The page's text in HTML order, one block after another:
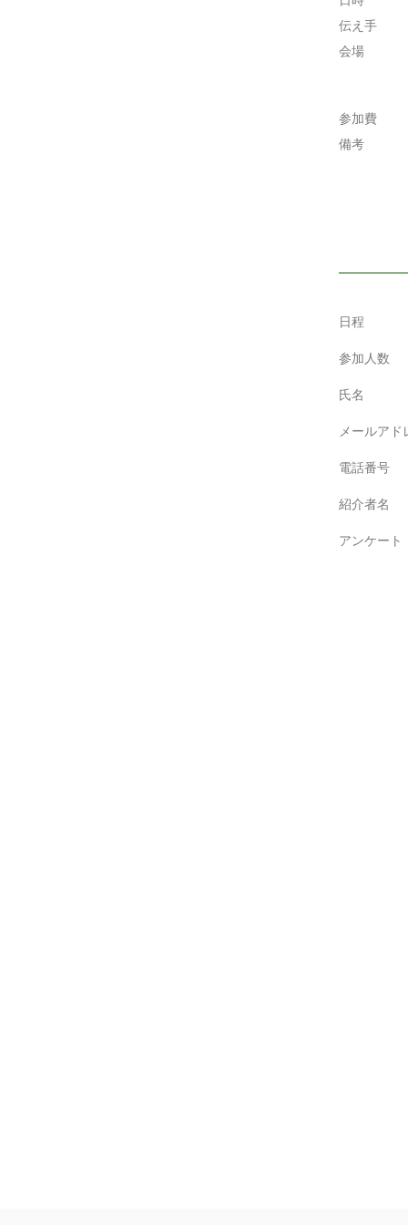
伝え手
会場
参加費
備考
日程
参加人数
氏名
メールアド
電話番号
紹介者名
アンケート